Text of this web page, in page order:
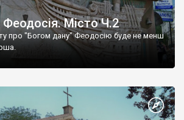
Місто Ч.2
про "Богом дану" Феодосію буде не менш